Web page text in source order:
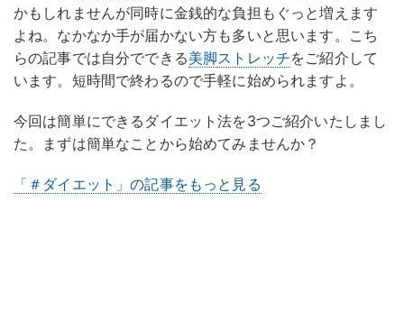
かもしれませんが同時に金銭的な負担もぐっと増えます
よね。なかなか手が届かない方も多いと思います。こち
らの記事では自分でできる美脚ストレッチをご紹介して
います。短時間で終わるので手軽に始められますよ。
今回は簡単にできるダイエット法を3つご紹介いたしまし
た。まずは簡単なことから始めてみませんか？
「＃ダイエット」の記事をもっと見る